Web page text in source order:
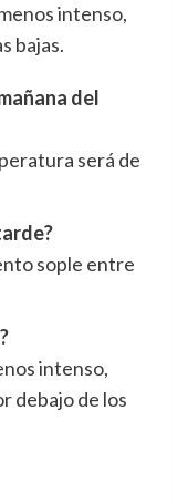
intenso,
bajas.
del
será de
sople entre
intenso,
debajo de los